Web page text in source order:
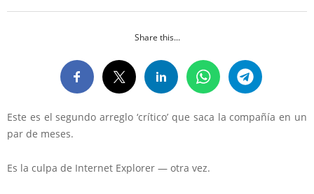
Share this...
Este es el segundo arreglo ‘crítico’ que saca la compañía en un
par de meses.
Es la culpa de Internet Explorer — otra vez.